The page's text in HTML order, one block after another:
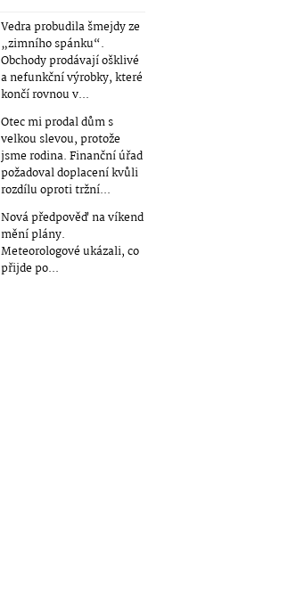
Vedra probudila šmejdy ze
„zimního spánku“.
Obchody prodávají ošklivé
a nefunkční výrobky, které
končí rovnou v...
Otec mi prodal dům s
velkou slevou, protože
jsme rodina. Finanční úřad
požadoval doplacení kvůli
rozdílu oproti tržní...
Nová předpověď na víkend
mění plány.
Meteorologové ukázali, co
přijde po...